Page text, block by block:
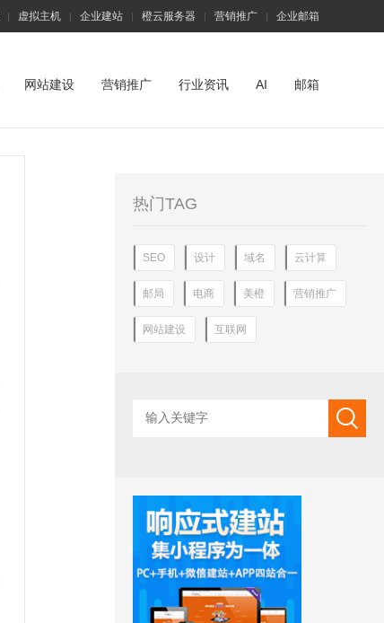
| 虚拟主机 | 企业建站 | 橙云服务器 | 营销推广 | 企业邮箱
网站建设 营销推广 行业资讯 AI 邮箱
热门TAG
SEO 设计 域名 云计算
邮局 电商 美橙 营销推广
网站建设 互联网